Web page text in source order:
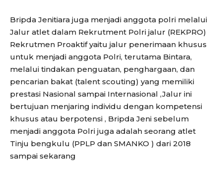
Bripda Jenitiara juga menjadi anggota polri melalui
Jalur atlet dalam Rekrutment Polri jalur (REKPRO)
Rekrutmen Proaktif yaitu jalur penerimaan khusus
untuk menjadi anggota Polri, terutama Bintara,
melalui tindakan penguatan, penghargaan, dan
pencarian bakat (talent scouting) yang memiliki
prestasi Nasional sampai Internasional ,Jalur ini
bertujuan menjaring individu dengan kompetensi
khusus atau berpotensi , Bripda Jeni sebelum
menjadi anggota Polri juga adalah seorang atlet
Tinju bengkulu (PPLP dan SMANKO ) dari 2018
sampai sekarang